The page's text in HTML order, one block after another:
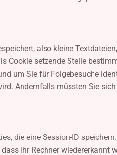
also kleine
Cookie setzende Stelle
um Sie für Folgebesuche
Andernfalls müssten Sie
die eine Session-ID
Ihr Rechner wiedererkannt